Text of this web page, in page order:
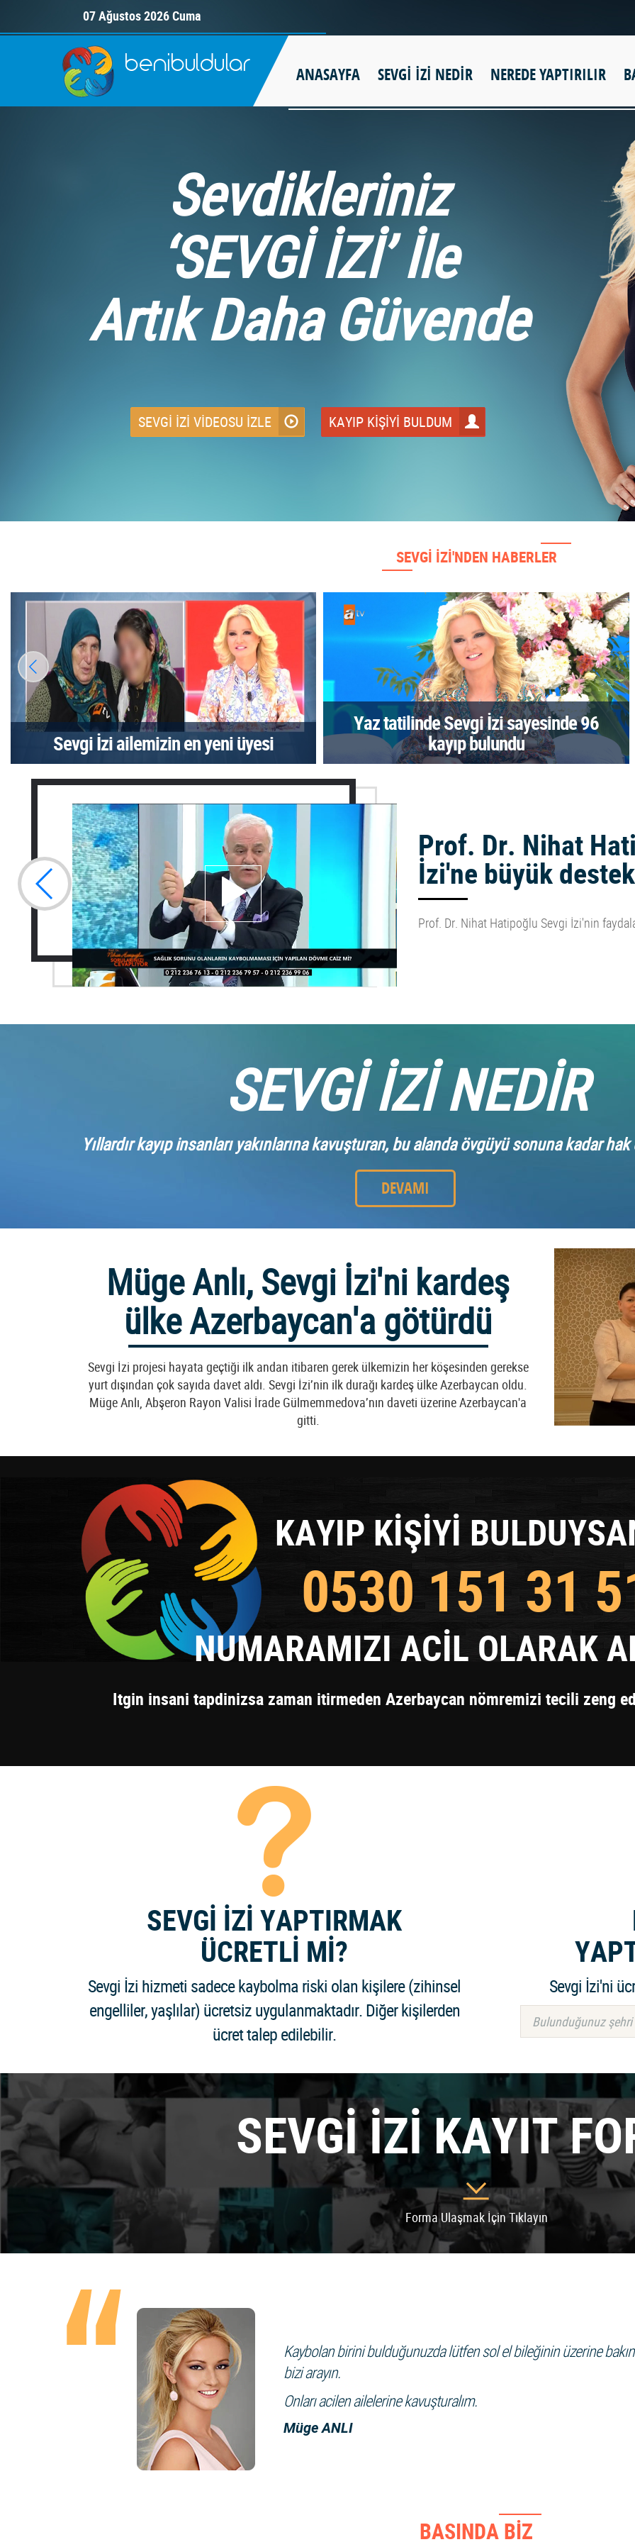
07 Ağustos 2026 Cuma
ANASAYFA SEVGİ İZİ NEDİR NEREDE YAPTIRILIR
Sevdikleriniz
‘SEVGİ İZİ’ İle
Artık Daha Güvende
SEVGİ İZİ VİDEOSU İZLE KAYIP KİŞİYİ BULDUM
SEVGİ İZİ'NDEN HABERLER
Sevgi İzi ailemizin en yeni üyesi
Yaz tatilinde Sevgi İzi sayesinde 96
kayıp bulundu
Prof. Dr. Nihat
İzi'ne büyük destek
Prof. Dr. Nihat Hatipoğlu Sevgi İzi'nin
SEVGİ İZİ NEDİR
Yıllardır kayıp insanları yakınlarına kavuşturan, bu alanda övgüyü sonuna kadar
DEVAMI
Müge Anlı, Sevgi İzi'ni kardeş
ülke Azerbaycan'a götürdü
Sevgi İzi projesi hayata geçtiği ilk andan itibaren gerek ülkemizin her köşesinden gerekse
yurt dışından çok sayıda davet aldı. Sevgi İzi’nin ilk durağı kardeş ülke Azerbaycan oldu.
Müge Anlı, Abşeron Rayon Valisi İrade Gülmemmedova’nın daveti üzerine Azerbaycan'a
gitti.
KAYIP KİŞİYİ
0530 151 31
NUMARAMIZI ACİL OLARAK
Itgin insani tapdinizsa zaman itirmeden Azerbaycan nömremizi tecili zeng
SEVGİ İZİ YAPTIRMAK
ÜCRETLİ Mİ?
Sevgi İzi hizmeti sadece kaybolma riski olan kişilere (zihinsel
engelliler, yaşlılar) ücretsiz uygulanmaktadır. Diğer kişilerden
ücret talep edilebilir.
Sevgi İzi'ni
Bulunduğunuz
SEVGİ İZİ KAYIT
Forma Ulaşmak İçin Tıklayın
Kaybolan birini bulduğunuzda lütfen sol el bileğinin üzerine
bizi arayın.
Onları acilen ailelerine kavuşturalım.
Müge ANLI
BASINDA BİZ